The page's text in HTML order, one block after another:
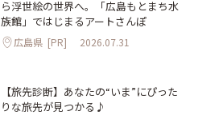
ら浮世絵の世界へ。「広島もとまち水
族館」ではじまるアートさんぽ
広島県 [PR] 2026.07.31
【旅先診断】あなたの“いま”にぴった
りな旅先が見つかる♪